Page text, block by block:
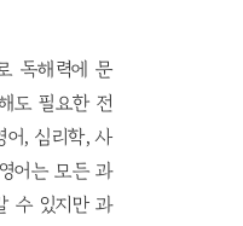
독해력에 문
도 필요한 전
, 심리학, 사
어는 모든 과
수 있지만 과